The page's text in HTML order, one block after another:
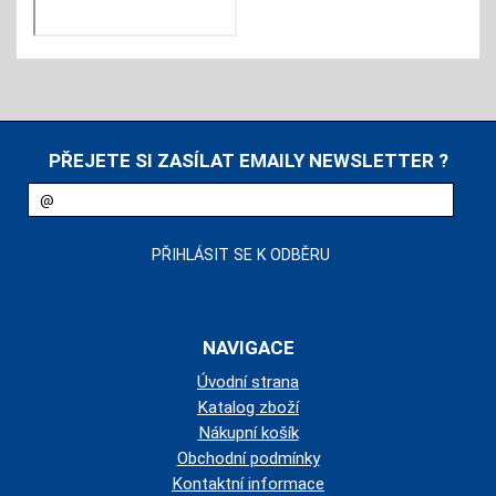
PŘEJETE SI ZASÍLAT EMAILY NEWSLETTER ?
NAVIGACE
Úvodní strana
Katalog zboží
Nákupní košík
Obchodní podmínky
Kontaktní informace